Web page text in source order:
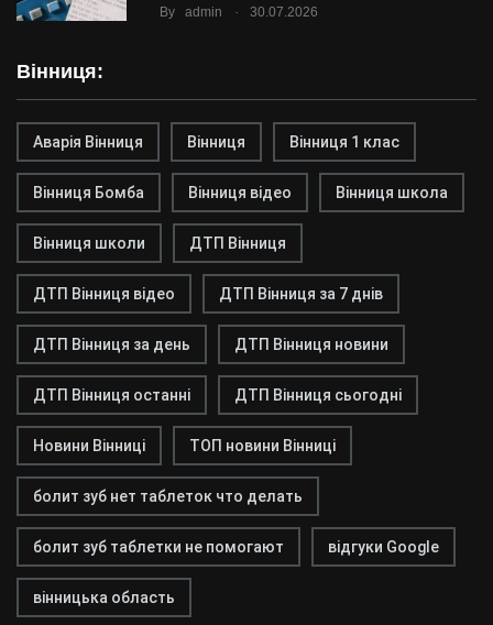
By admin . 30.07.2026
Вінниця:
Аварія Вінниця Вінниця Вінниця 1 клас
Вінниця Бомба Вінниця відео Вінниця школа
Вінниця школи ДТП Вінниця
ДТП Вінниця відео ДТП Вінниця за 7 днів
ДТП Вінниця за день ДТП Вінниця новини
ДТП Вінниця останні ДТП Вінниця сьогодні
Новини Вінниці ТОП новини Вінниці
болит зуб нет таблеток что делать
болит зуб таблетки не помогают відгуки Google
вінницька область